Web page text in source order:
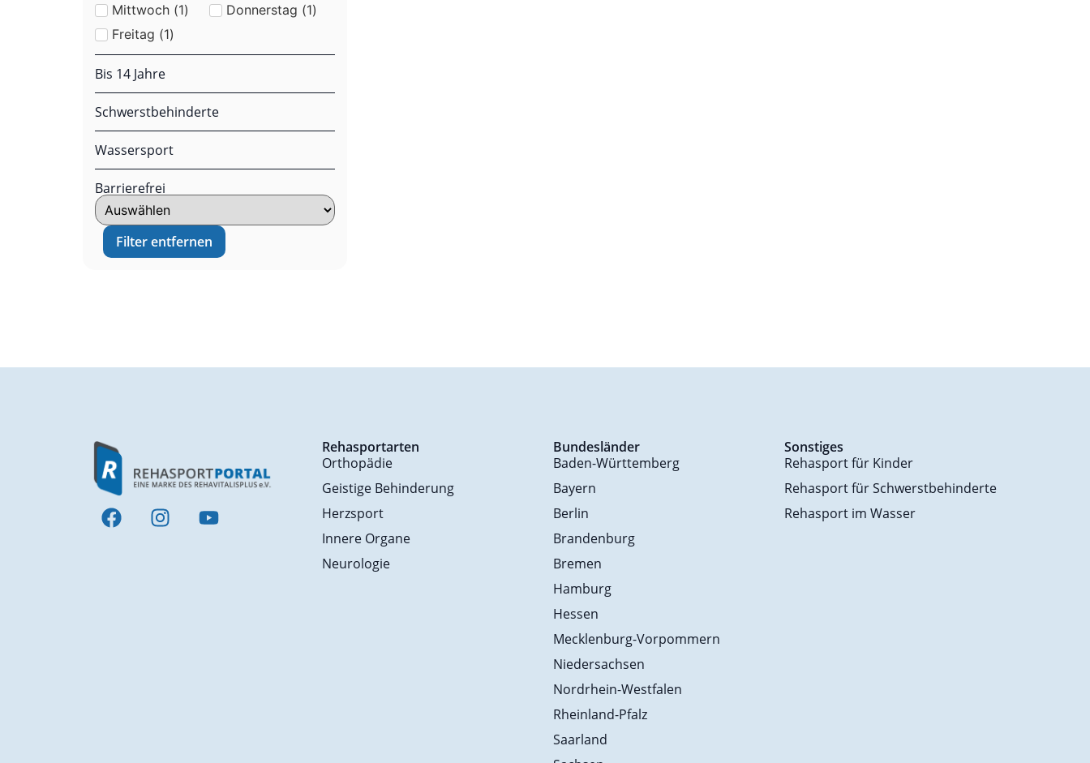
Mittwoch (1) Donnerstag (1)
Freitag (1)
Bis 14 Jahre
Schwerstbehinderte
Wassersport
Barrierefrei
Filter entfernen
Rehasportarten
Orthopädie
Geistige Behinderung
Herzsport
Innere Organe
Neurologie
Bundesländer
Baden-Württemberg
Bayern
Berlin
Brandenburg
Bremen
Hamburg
Hessen
Mecklenburg-Vorpommern
Niedersachsen
Nordrhein-Westfalen
Rheinland-Pfalz
Saarland
Sonstiges
Rehasport für Kinder
Rehasport für Schwerstbehinderte
Rehasport im Wasser